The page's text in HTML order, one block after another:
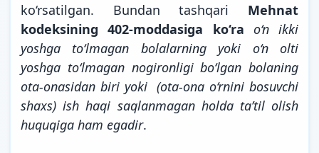
ko‘rsatilgan. Bundan tashqari Mehnat
kodeksining 402-moddasiga ko‘ra
o‘n ikki
yoshga to‘lmagan bolalarning yoki o‘n olti
yoshga to‘lmagan nogironligi bo‘lgan bolaning
ota-onasidan biri yoki (ota-ona o‘rnini bosuvchi
shaxs) ish haqi saqlanmagan holda ta’til olish
huquqiga ham egadir.